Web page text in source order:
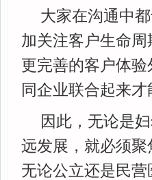
大家在沟通中
加关注客户生命
更完善的客户体
同企业联合起来
因此，无论是
远发展，就必须
无论公立还是民